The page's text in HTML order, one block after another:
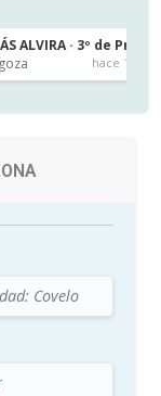
ALVIRA · 3º de
hace 15h
Covelo